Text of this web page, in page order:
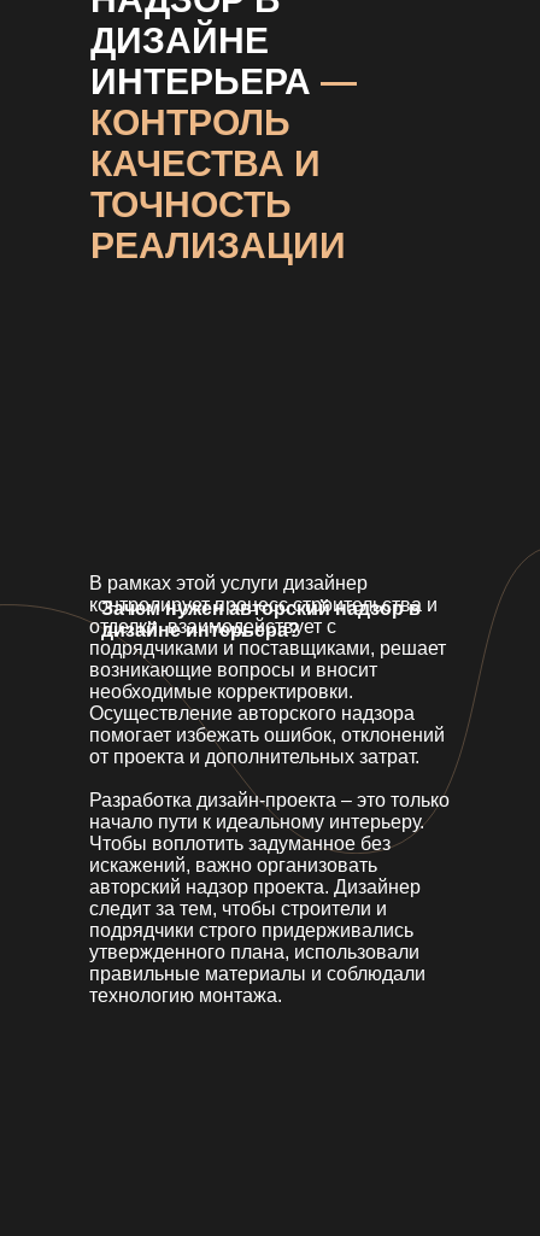
ДИЗАЙНЕ
ИНТЕРЬЕРА —
КОНТРОЛЬ
КАЧЕСТВА И
ТОЧНОСТЬ
РЕАЛИЗАЦИИ
В рамках этой услуги дизайнер
контролирует процесс строительства и
отделки, взаимодействует с
подрядчиками и поставщиками, решает
возникающие вопросы и вносит
необходимые корректировки.
Осуществление авторского надзора
помогает избежать ошибок, отклонений
от проекта и дополнительных затрат.
Разработка дизайн-проекта – это только
начало пути к идеальному интерьеру.
Чтобы воплотить задуманное без
искажений, важно организовать
авторский надзор проекта. Дизайнер
следит за тем, чтобы строители и
подрядчики строго придерживались
утвержденного плана, использовали
правильные материалы и соблюдали
технологию монтажа.
Зачем нужен авторский надзор в
дизайне интерьера?